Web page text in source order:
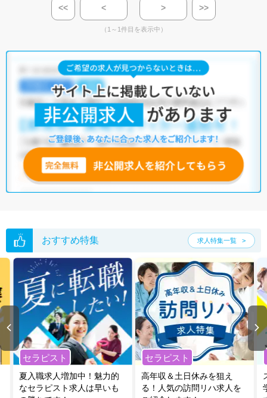
<< < > >>
（1～1件目を表示中）
おすすめ特集 求人特集一覧
セラピスト
夏入職求人増加中！魅力的
なセラピスト求人は早いも
セラピスト
高年収＆土日休みを狙え
る！人気の訪問リハ求人を